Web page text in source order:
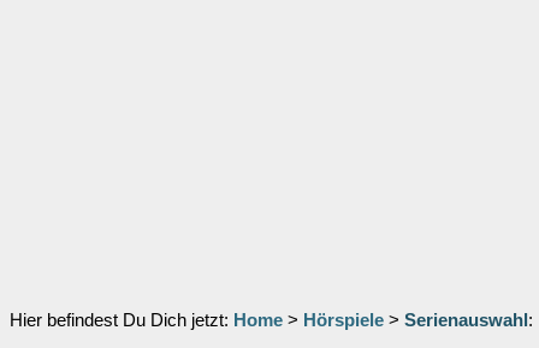
Hier befindest Du Dich jetzt: Home > Hörspiele > Serienauswahl :